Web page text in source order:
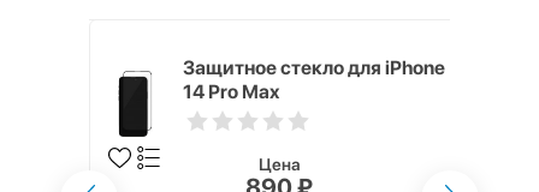
Защитное стекло для iPhone
14 Pro Max
Цена